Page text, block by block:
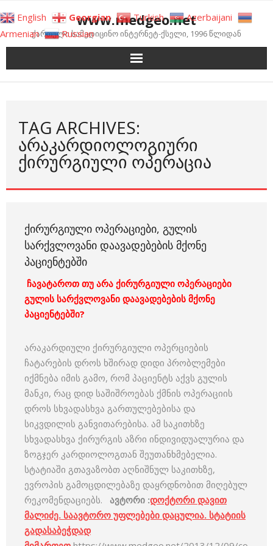
to
content
www.medgeo.net
ქართული სამედიცინო ინტერნეტ-ქსელი, 1996 წლიდან
TAG ARCHIVES:
ᲐᲠᲐᲙᲐᲠᲓᲘᲝᲚᲝᲒᲘᲣᲠᲘ
ᲥᲘᲠᲣᲠᲒᲘᲣᲚᲘ ᲝᲞᲔᲠᲐᲪᲘᲐ
ᲥᲘᲠᲣᲠᲒᲘᲣᲚᲘ ᲝᲞᲔᲠᲐᲪᲘᲔᲑᲘ, ᲒᲣᲚᲘᲡ
ᲡᲐᲠᲥᲕᲚᲝᲕᲐᲜᲘ ᲓᲐᲐᲕᲐᲓᲔᲑᲔᲑᲘᲡ ᲛᲥᲝᲜᲔ
ᲞᲐᲪᲘᲔᲜᲢᲔᲑᲨᲘ
ჩავატაროთ თუ არა ქირურგიული ოპერაციები
გულის სარქვლოვანი დაავადებების მქონე
პაციენტებში?
არაკარდიული ქირურგიული ოპერციების
ჩატარების დროს ხშირად დიდი პრობლემები
იქმნება იმის გამო, რომ პაციენტს აქვს გულის
მანკი, რაც დიდ საშიშროებას ქმნის ოპერაციის
დროს სხვადასხვა გართულებებისა და
სიკვდილის განვითარებისა. ამ საკითხზე
სხვადასხვა ქირურგის აზრი ინდივიდუალურია და
ზოგჯერ კარდიოლოგთან შეუთანხმებელია.
სტატიაში გთავაზობთ აღნიშნულ საკითხზე,
ევროპის გამოცდილებაზე დაყრდნობით მიღებულ
რეკომენდაციებს. ავტორი :დოქტორი დავით
მალიძე. საავტორო უფლებები დაცულია. სტატიის
გადასაბეჭდად
English Georgian Turkish
Azerbaijani
Armenian
Russian